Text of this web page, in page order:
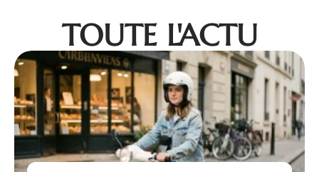
TOUTE L'ACTU